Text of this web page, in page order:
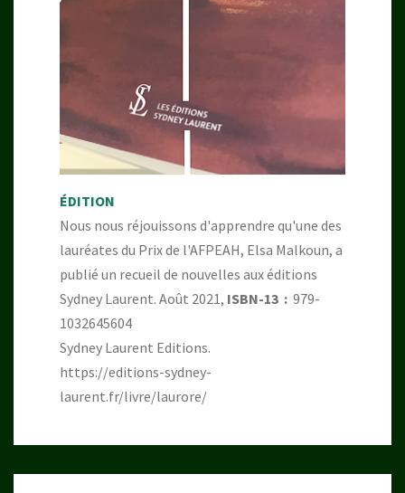
ÉDITION
Nous nous réjouissons d'apprendre qu'une des
lauréates du Prix de l'AFPEAH, Elsa Malkoun, a
publié un recueil de nouvelles aux éditions
Sydney Laurent. Août 2021,
ISBN-13 ‏ : ‎ 979-
1032645604
Sydney Laurent Editions.
https://editions-sydney-
laurent.fr/livre/laurore/